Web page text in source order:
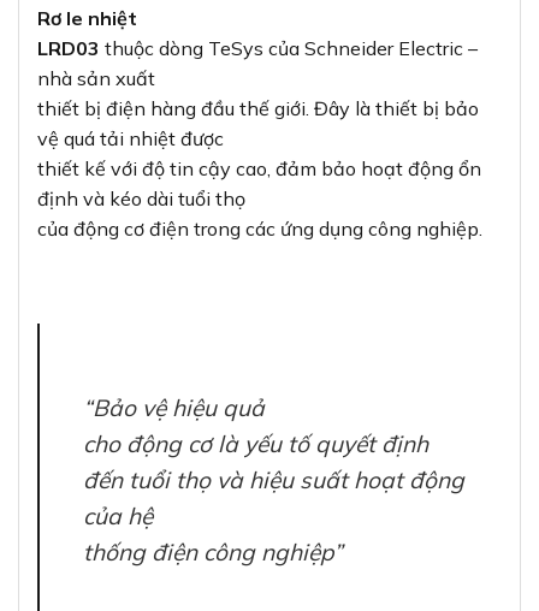
Rơ le nhiệt
LRD03 thuộc dòng TeSys của Schneider Electric –
nhà sản xuất
thiết bị điện hàng đầu thế giới. Đây là thiết bị bảo
vệ quá tải nhiệt được
thiết kế với độ tin cậy cao, đảm bảo hoạt động ổn
định và kéo dài tuổi thọ
của động cơ điện trong các ứng dụng công nghiệp.
“Bảo vệ hiệu quả
cho động cơ là yếu tố quyết định
đến tuổi thọ và hiệu suất hoạt động
của hệ
thống điện công nghiệp”